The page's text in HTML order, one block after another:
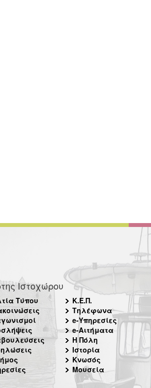
Ιστοχώρου
Τύπου
Κ.Ε.Π.
Τηλέφωνα
e-Υπηρεσίες
e-Αιτήματα
Η Πόλη
Ιστορία
Κνωσός
Μουσεία